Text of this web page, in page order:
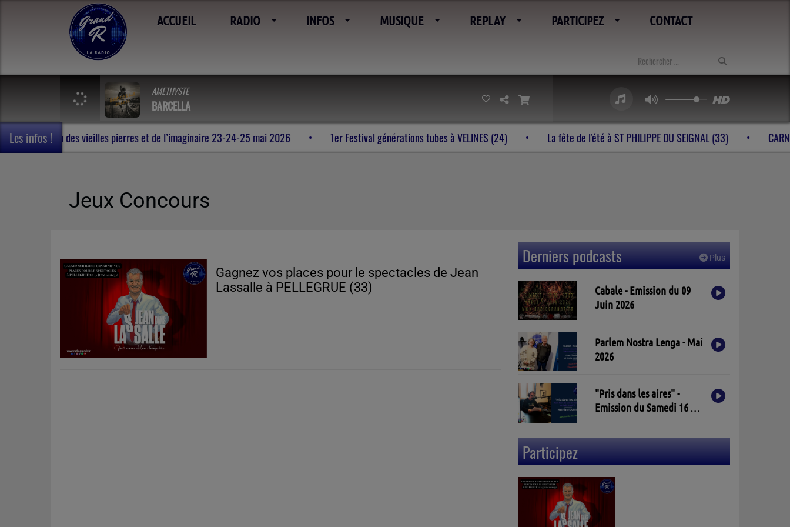
ACCUEIL RADIO INFOS MUSIQUE REPLAY PARTICIPEZ CONTACT
AMETHYSTE
BARCELLA
Les infos !
en Terres de Rohan , au milieu des vieilles pierres et de l’imaginaire 23-24-25 mai 2026 1er Festival générations tubes à VELINES (24) La fête de l'été à ST PHILIPPE DU SEIGNAL (33)
Jeux Concours
Gagnez vos places pour le spectacles de Jean
Lassalle à PELLEGRUE (33)
Plus
Derniers podcasts
Cabale - Emission du 09
Juin 2026
Parlem Nostra Lenga - Mai
2026
"Pris dans les aires" -
Emission du Samedi 16 Mai
Participez